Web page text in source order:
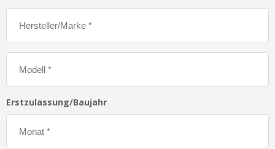
Erstzulassung/Baujahr